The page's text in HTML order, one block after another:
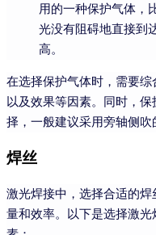
用的一种保护气体，
光没有阻碍地直接到
高。
在选择保护气体时，需要
以及效果等因素。同时，
择，一般建议采用旁轴侧吹
焊丝
激光焊接中，选择合适的
量和效率。以下是选择激